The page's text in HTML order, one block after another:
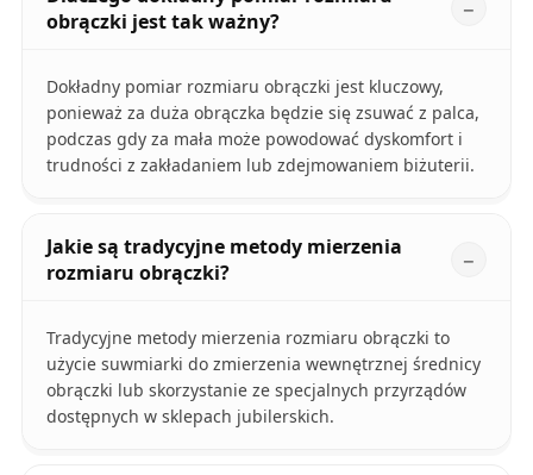
obrączki jest tak ważny?
Dokładny pomiar rozmiaru obrączki jest kluczowy,
ponieważ za duża obrączka będzie się zsuwać z palca,
podczas gdy za mała może powodować dyskomfort i
trudności z zakładaniem lub zdejmowaniem biżuterii.
Jakie są tradycyjne metody mierzenia
rozmiaru obrączki?
Tradycyjne metody mierzenia rozmiaru obrączki to
użycie suwmiarki do zmierzenia wewnętrznej średnicy
obrączki lub skorzystanie ze specjalnych przyrządów
dostępnych w sklepach jubilerskich.